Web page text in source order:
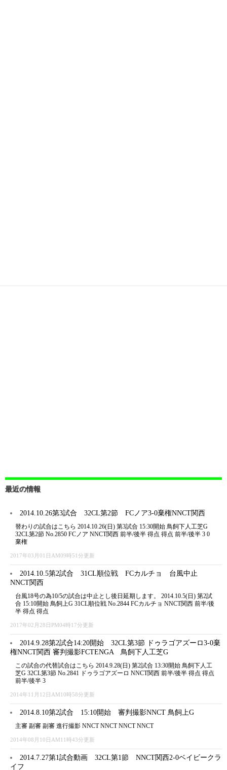
最近の情報
2014.10.26第3試合 32CL第2節 FCノア3-0棄権NNCT関西
替わりの試合はこちら 2014.10.26(日) 第3試合 15:30開始 鳥飼下人工芝G
32CL第2節 No.2850 FCノア NNCT関西 前半/後半 得点 得点 前半/後半 3 0
棄権
2017年03月01日AM09時51分更新
2014.10.5第2試合 31CL順位戦 FCカルチョ 台風中止
NNCT関西
台風18号の為10/5の試合は中止とし後日延期します。 2014.10.5(日) 第2試
合 15:10開始 鳥飼上G 31CL順位戦 No.2844 FCカルチョ NNCT関西 前半/後
半 得点 得点
2017年02月28日PM04時17分更新
2014.9.28第2試合14:20開始 32CL第3節 ドゥラゴアズーロ3-0棄
権NNCT関西 審判撮影FCTENGA 鳥飼下人工芝G
この試合の代替試合はこちら 2014.9.28(日) 第2試合 13:30開始 鳥飼下人工
芝G 32CL第3節 No.2841 ドゥラゴアズーロ NNCT関西 前半/後半 得点 得点
前半/後半 3
2014年11月12日AM10時58分更新
2014.8.10第2試合 15:10開始 審判撮影NNCT 鳥飼上G
主審 副審 副審 進行撮影 NNCT NNCT NNCT NNCT
2014年08月10日AM11時43分更新
2014.7.27第1試合動画 32CL第1節 NNCT関西2-0ベイビークラ
イフ